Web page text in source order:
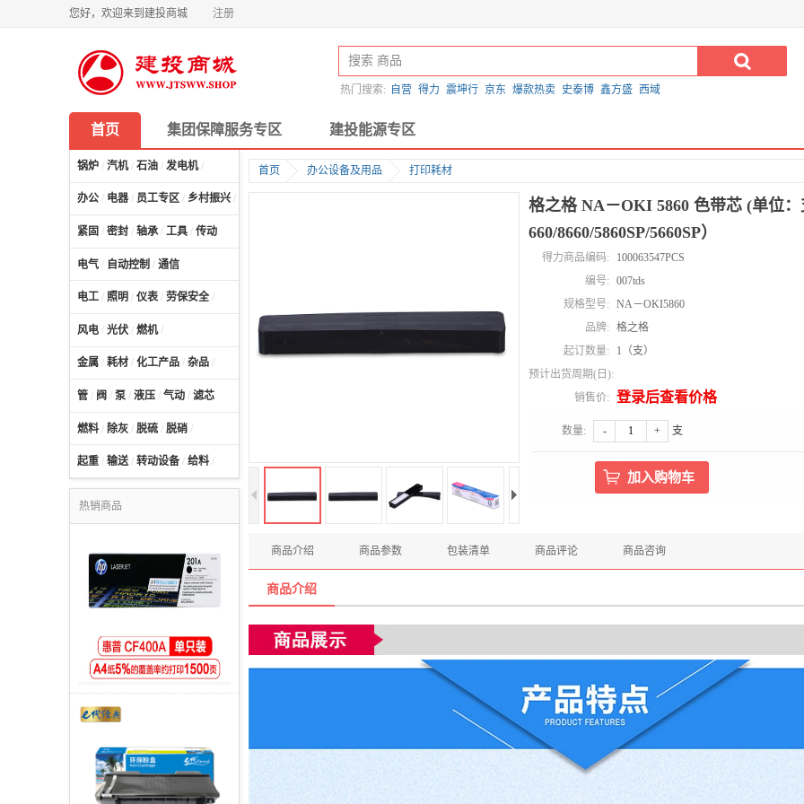
您好，欢迎来到建投商城 注册
热门搜索: 自营 得力 震坤行 京东 爆款热卖 史泰博 鑫方盛 西域
首页 集团保障服务专区 建投能源专区
锅炉 / 汽机/ 石油 / 发电机/
办公 / 电器 / 员工专区 / 乡村振兴 /
紧固 / 密封 / 轴承 / 工具 / 传动
电气 / 自动控制 / 通信
电工 / 照明 / 仪表 / 劳保安全 /
风电 / 光伏 / 燃机/
金属 / 耗材 / 化工产品 / 杂品 /
管 / 阀 / 泵 / 液压 / 气动 / 滤芯
燃料 / 除灰 / 脱硫 / 脱硝 /
起重 / 输送/ 转动设备 / 给料 /
热销商品
首页 办公设备及用品 打印耗材
格之格 NA－OKI 5860 色带芯 (单位
660/8660/5860SP/5660SP）
得力商品编码:
100063547PCS
编号:
007tds
规格型号:
NA－OKI5860
品牌:
格之格
起订数量:
1（支）
预计出货周期(日):
销售价:
登录后查看价格
数量: - + 支
商品介绍 商品参数 包装清单 商品评论 商品咨询
商品介绍